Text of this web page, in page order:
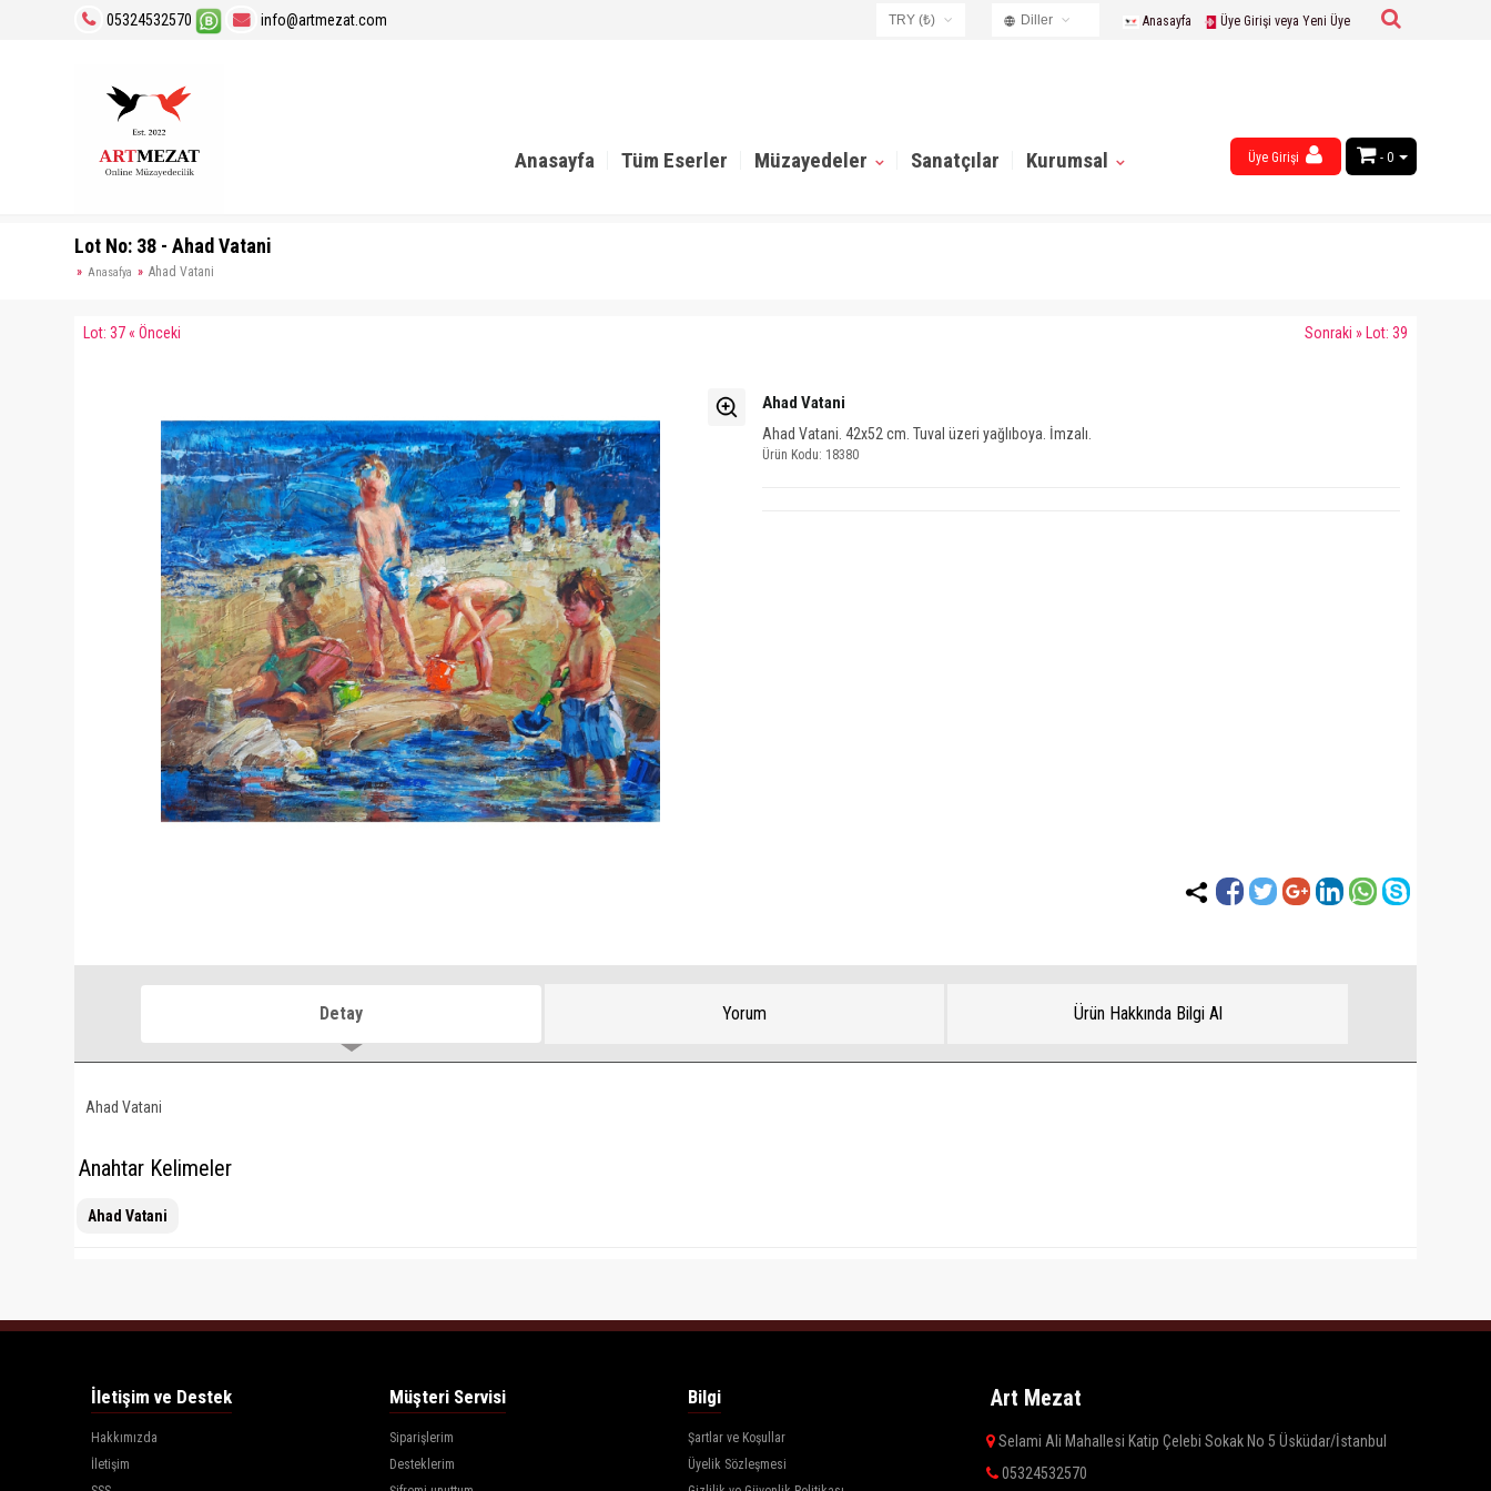
05324532570 info@artmezat.com Anasayfa Üye Girişi veya Yeni Üye
Diller
Chinese
TRY (₺)
GBP (£) - 0
Üye Girişi
Anasayfa Tüm Eserler Müzayedeler Sanatçılar Kurumsal
Lot No: 38 - Ahad Vatani
Anasafya Ahad Vatani
Lot: 37 « Önceki Sonraki » Lot: 39
Ahad Vatani
Ahad Vatani. 42x52 cm. Tuval üzeri yağlıboya. İmzalı.
Ürün Kodu: 18380
Detay Yorum Ürün Hakkında Bilgi Al
Ahad Vatani
Anahtar Kelimeler
Ahad Vatani
İletişim ve Destek
Hakkımızda
İletişim
Müşteri Servisi
Siparişlerim
Desteklerim
Bilgi
Şartlar ve Koşullar
Üyelik Sözleşmesi
Art Mezat
Selami Ali Mahallesi Katip Çelebi Sokak No 5 Üsküdar/İstanbul
05324532570